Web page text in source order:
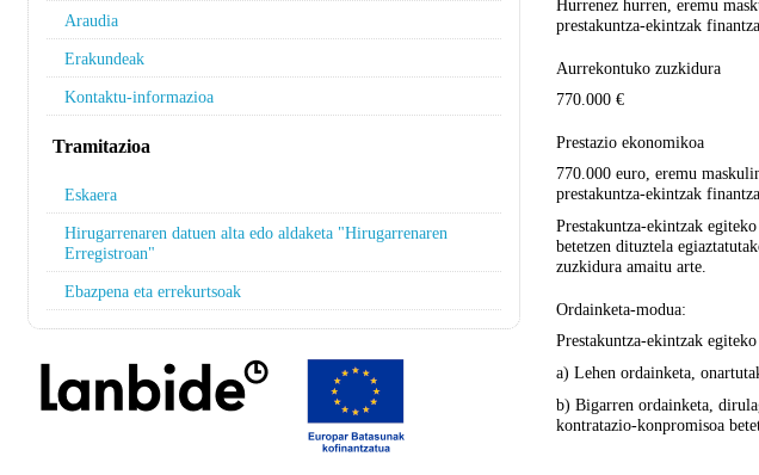
Araudia
Erakundeak
Kontaktu-informazioa
Tramitazioa
Eskaera
Hirugarrenaren datuen alta edo aldaketa "Hirugarrenaren
Erregistroan"
Ebazpena eta errekurtsoak
Hurrenez hurren, eremu
prestakuntza-ekintzak
Aurrekontuko zuzkidura
770.000 €
Prestazio ekonomikoa
770.000 euro, eremu
prestakuntza-ekintzak
Prestakuntza-ekintzak
betetzen dituztela
zuzkidura amaitu arte.
Ordainketa-modua:
Prestakuntza-ekintzak
a) Lehen ordainketa,
b) Bigarren ordainketa,
kontratazio-konpromisoa